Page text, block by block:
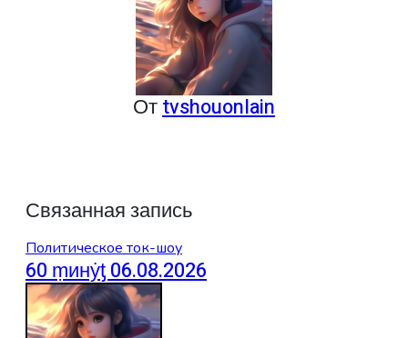
Отtvshouonlain
Связанная запись
Политическое ток-шоу
60 ṃинẏƫ 06.08.2026